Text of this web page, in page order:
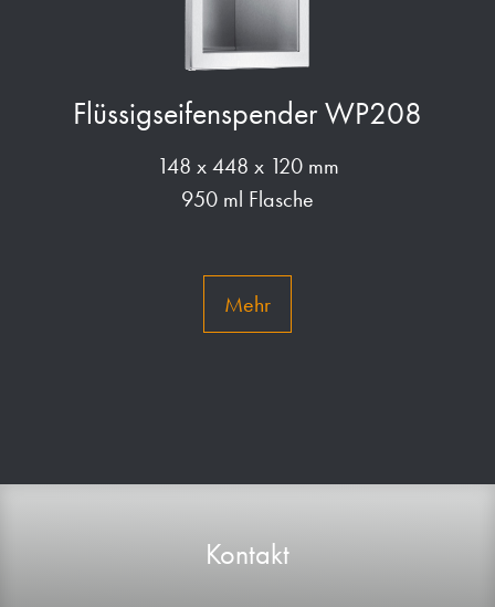
Flüssigseifenspender WP208
148 x 448 x 120 mm
950 ml Flasche
Mehr
Kontakt